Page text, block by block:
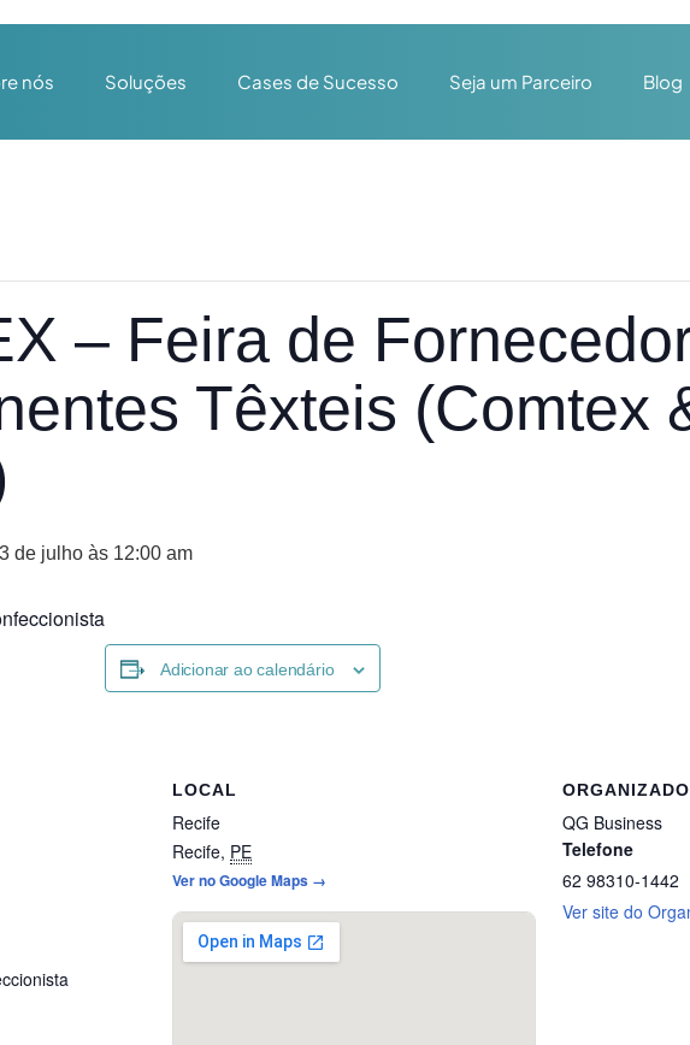
nós Soluções Cases de Sucesso Seja um Parceiro Blog
– Feira de
Têxteis (Comtex
3 de julho às 12:00 am
Adicionar ao calendário
LOCAL
Recife
Recife, PE
Ver no Google Maps →
QG Business
Telefone
62 98310-1442
Ver site do